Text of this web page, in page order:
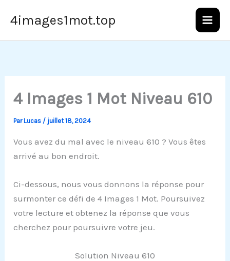
4images1mot.top
4 Images 1 Mot Niveau 610
ParLucas / juillet 18, 2024
Vous avez du mal avec le niveau 610 ? Vous êtes
arrivé au bon endroit.
Ci-dessous, nous vous donnons la réponse pour
surmonter ce défi de 4 Images 1 Mot. Poursuivez
votre lecture et obtenez la réponse que vous
cherchez pour poursuivre votre jeu.
Solution Niveau 610